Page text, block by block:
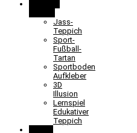
Jass-
Teppich
Sport-
Fußball-
Tartan
Sportboden
Aufkleber
3D
Illusion
Lernspiel
Edukativer
Teppich